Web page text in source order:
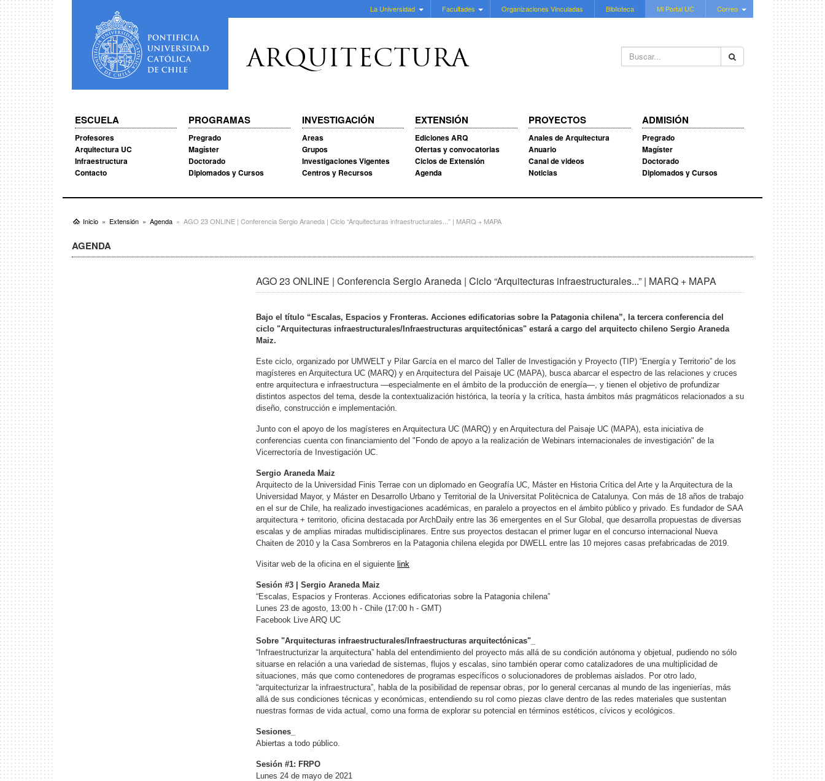
La Universidad Facultades Organizaciones Vinculadas Biblioteca Mi Portal UC Correo
Buscar...
ARQUITECTURA
ESCUELA
Profesores
Arquitectura UC
Infraestructura
Contacto
PROGRAMAS
Pregrado
Magíster
Doctorado
Diplomados y Cursos
INVESTIGACIÓN
Areas
Grupos
Investigaciones Vigentes
Centros y Recursos
EXTENSIÓN
Ediciones ARQ
Ofertas y convocatorias
Ciclos de Extensión
Agenda
PROYECTOS
Anales de Arquitectura
Anuario
Canal de videos
Noticias
ADMISIÓN
Pregrado
Magíster
Doctorado
Diplomados y Cursos
Inicio Extensión Agenda AGO 23 ONLINE | Conferencia Sergio Araneda | Ciclo “Arquitecturas infraestructurales...” | MARQ + MAPA
AGENDA
AGO 23 ONLINE | Conferencia Sergio Araneda | Ciclo “Arquitecturas infraestructurales...” | MARQ + MAPA
Bajo el título “Escalas, Espacios y Fronteras. Acciones edificatorias sobre la Patagonia chilena”, la tercera conferencia del
ciclo "Arquitecturas infraestructurales/Infraestructuras arquitectónicas" estará a cargo del arquitecto chileno Sergio Araneda
Maiz.
Este ciclo, organizado por UMWELT y Pilar García en el marco del Taller de Investigación y Proyecto (TIP) “Energía y Territorio” de los
magísteres en Arquitectura UC (MARQ) y en Arquitectura del Paisaje UC (MAPA), busca abarcar el espectro de las relaciones y cruces
entre arquitectura e infraestructura —especialmente en el ámbito de la producción de energía—, y tienen el objetivo de profundizar
distintos aspectos del tema, desde la contextualización histórica, la teoría y la crítica, hasta ámbitos más pragmáticos relacionados a su
diseño, construcción e implementación.
Junto con el apoyo de los magísteres en Arquitectura UC (MARQ) y en Arquitectura del Paisaje UC (MAPA), esta iniciativa de
conferencias cuenta con financiamiento del "Fondo de apoyo a la realización de Webinars internacionales de investigación" de la
Vicerrectoría de Investigación UC.
Sergio Araneda Maiz
Arquitecto de la Universidad Finis Terrae con un diplomado en Geografía UC, Máster en Historia Crítica del Arte y la Arquitectura de la
Universidad Mayor, y Máster en Desarrollo Urbano y Territorial de la Universitat Politècnica de Catalunya. Con más de 18 años de trabajo
en el sur de Chile, ha realizado investigaciones académicas, en paralelo a proyectos en el ámbito público y privado. Es fundador de SAA
arquitectura + territorio, oficina destacada por ArchDaily entre las 36 emergentes en el Sur Global, que desarrolla propuestas de diversas
escalas y de amplias miradas multidisciplinares. Entre sus proyectos destacan el primer lugar en el concurso internacional Nueva
Chaiten de 2010 y la Casa Sombreros en la Patagonia chilena elegida por DWELL entre las 10 mejores casas prefabricadas de 2019.
Visitar web de la oficina en el siguiente link
Sesión #3 | Sergio Araneda Maiz
“Escalas, Espacios y Fronteras. Acciones edificatorias sobre la Patagonia chilena”
Lunes 23 de agosto, 13:00 h - Chile (17:00 h - GMT)
Facebook Live ARQ UC
Sobre "Arquitecturas infraestructurales/Infraestructuras arquitectónicas"_
“Infraestructurizar la arquitectura” habla del entendimiento del proyecto más allá de su condición autónoma y objetual, pudiendo no sólo
situarse en relación a una variedad de sistemas, flujos y escalas, sino también operar como catalizadores de una multiplicidad de
situaciones, más que como contenedores de programas específicos o solucionadores de problemas aislados. Por otro lado,
“arquitecturizar la infraestructura”, habla de la posibilidad de repensar obras, por lo general cercanas al mundo de las ingenierías, más
allá de sus condiciones técnicas y económicas, entendiendo su rol como piezas clave dentro de las redes materiales que sustentan
nuestras formas de vida actual, como una forma de explorar su potencial en términos estéticos, cívicos y ecológicos.
Sesiones_
Abiertas a todo público.
Sesión #1: FRPO
Lunes 24 de mayo de 2021